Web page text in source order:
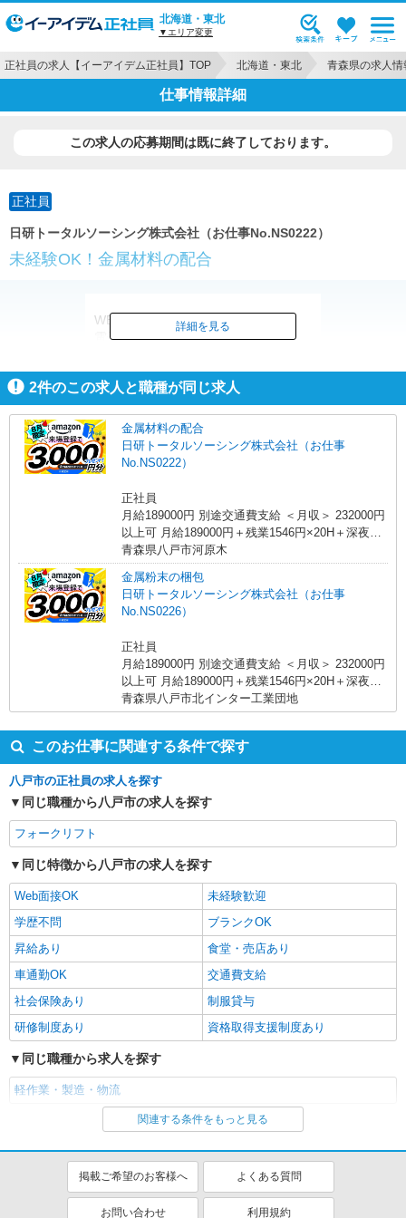
北海道・東北
▼エリア変更
正社員の求人【イーアイデム正社員】TOP 北海道・東北 青森県の求人情
仕事情報詳細
この求人の応募期間は既に終了しております。
正社員
日研トータルソーシング株式会社（お仕事No.NS0222）
未経験OK！金属材料の配合
WEB/来場どちらでも新規面談で
電子マネー1000円分プレゼント！
詳細を見る
2件のこの求人と職種が同じ求人
金属材料の配合
日研トータルソーシング株式会社（お仕事
No.NS0222）
正社員
月給189000円 別途交通費支給 ＜月収＞ 232000円
以上可 月給189000円＋残業1546円×20H＋深夜
310円×40H
青森県八戸市河原木
金属粉末の梱包
日研トータルソーシング株式会社（お仕事
No.NS0226）
正社員
月給189000円 別途交通費支給 ＜月収＞ 232000円
以上可 月給189000円＋残業1546円×20H＋深夜
310円×40H
青森県八戸市北インター工業団地
このお仕事に関連する条件で探す
八戸市の正社員の求人を探す
同じ職種から八戸市の求人を探す
フォークリフト
同じ特徴から八戸市の求人を探す
Web面接OK
未経験歓迎
学歴不問
ブランクOK
昇給あり
食堂・売店あり
車通勤OK
交通費支給
社会保険あり
制服貸与
研修制度あり
資格取得支援制度あり
同じ職種から求人を探す
軽作業・製造・物流
同じ特徴から求人を探す
未経験歓迎
車通勤OK
社会保険あり
関連する条件をもっと見る
掲載ご希望のお客様へ よくある質問
お問い合わせ 利用規約